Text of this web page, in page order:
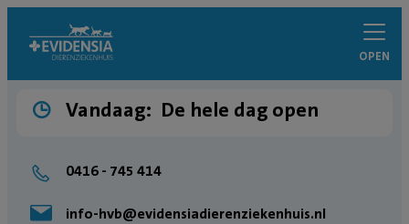
OPEN
Vandaag: De hele dag open
0416 - 745 414
info-hvb@evidensiadierenziekenhuis.nl